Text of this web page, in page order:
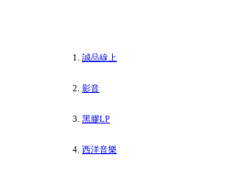
誠品線上
影音
黑膠LP
西洋音樂